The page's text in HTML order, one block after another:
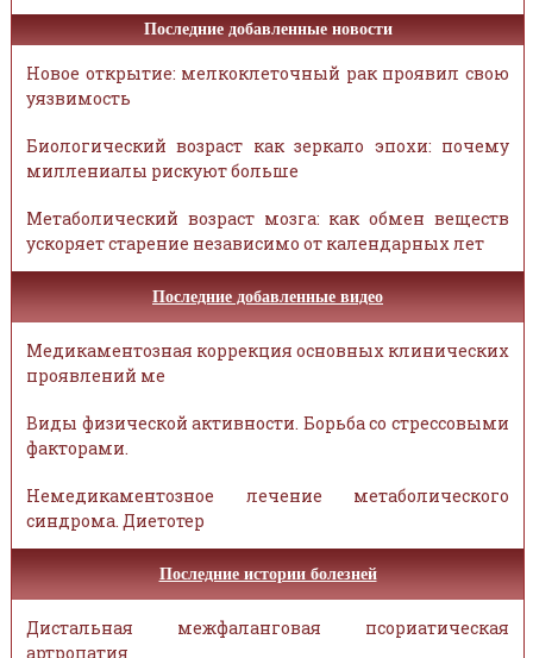
Последние добавленные новости
Новое открытие: мелкоклеточный рак проявил свою
уязвимость
Биологический возраст как зеркало эпохи: почему
миллениалы рискуют больше
Метаболический возраст мозга: как обмен веществ
ускоряет старение независимо от календарных лет
Последние добавленные видео
Медикаментозная коррекция основных клинических
проявлений ме
Виды физической активности. Борьба со стрессовыми
факторами.
Немедикаментозное лечение метаболического
синдрома. Диетотер
Последние истории болезней
Дистальная межфаланговая псориатическая
артропатия